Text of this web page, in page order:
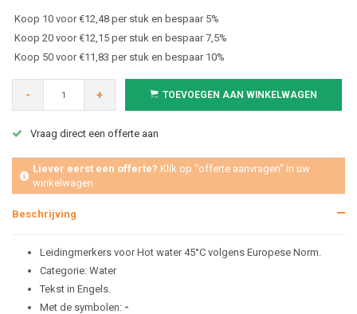
Koop 10 voor €12,48 per stuk en bespaar 5%
Koop 20 voor €12,15 per stuk en bespaar 7,5%
Koop 50 voor €11,83 per stuk en bespaar 10%
- + TOEVOEGEN AAN WINKELWAGEN
Vraag direct een offerte aan
Liever eerst een offerte? Klik op "offerte aanvragen" in uw
winkelwagen
Beschrijving
Leidingmerkers voor Hot water 45°C volgens Europese Norm.
Categorie: Water
Tekst in Engels.
Met de symbolen: -